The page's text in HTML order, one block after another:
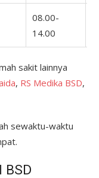
08.00-
14.00
sakit lainnya
, RS Medika BSD,
sewaktu-waktu
BSD